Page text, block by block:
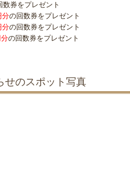
をプレゼント
の回数券をプレゼント
の回数券をプレゼント
の回数券をプレゼント
のスポット写真